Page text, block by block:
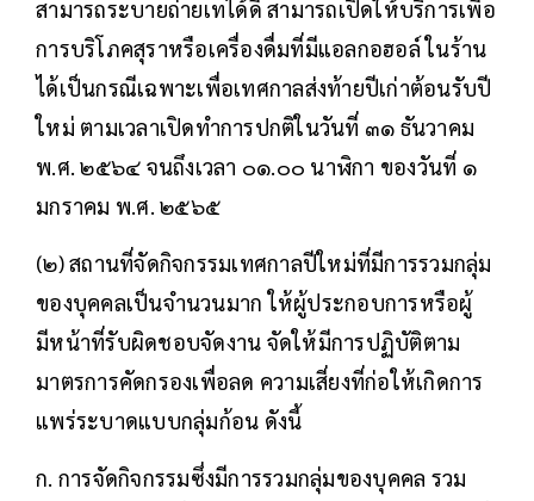
สามารถระบายถ่ายเทได้ดี สามารถเปิดให้บริการเพื่อ
การบริโภคสุราหรือเครื่องดื่มที่มีแอลกอฮอล์ ในร้าน
ได้เป็นกรณีเฉพาะเพื่อเทศกาลส่งท้ายปีเก่าต้อนรับปี
ใหม่ ตามเวลาเปิดทำการปกติในวันที่ ๓๑ ธันวาคม
พ.ศ. ๒๕๖๔ จนถึงเวลา ๐๑.๐๐ นาฬิกา ของวันที่ ๑
มกราคม พ.ศ. ๒๕๖๕
(๒) สถานที่จัดกิจกรรมเทศกาลปีใหม่ที่มีการรวมกลุ่ม
ของบุคคลเป็นจำนวนมาก ให้ผู้ประกอบการหรือผู้
มีหน้าที่รับผิดชอบจัดงาน จัดให้มีการปฏิบัติตาม
มาตรการคัดกรองเพื่อลด ความเสี่ยงที่ก่อให้เกิดการ
แพร่ระบาดแบบกลุ่มก้อน ดังนี้
ก. การจัดกิจกรรมซึ่งมีการรวมกลุ่มของบุคคล รวม